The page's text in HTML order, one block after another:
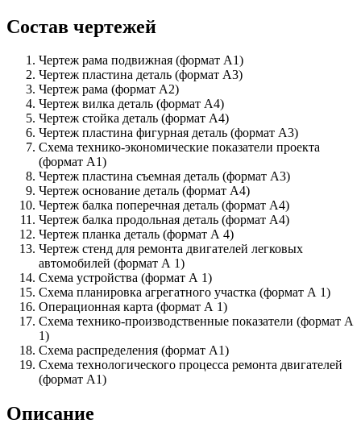
Состав чертежей
Чертеж рама подвижная (формат А1)
Чертеж пластина деталь (формат А3)
Чертеж рама (формат А2)
Чертеж вилка деталь (формат А4)
Чертеж стойка деталь (формат А4)
Чертеж пластина фигурная деталь (формат А3)
Схема технико-экономические показатели проекта
(формат А1)
Чертеж пластина съемная деталь (формат А3)
Чертеж основание деталь (формат А4)
Чертеж балка поперечная деталь (формат А4)
Чертеж балка продольная деталь (формат А4)
Чертеж планка деталь (формат А 4)
Чертеж стенд для ремонта двигателей легковых
автомобилей (формат А 1)
Схема устройства (формат А 1)
Схема планировка агрегатного участка (формат А 1)
Операционная карта (формат А 1)
Схема технико-производственные показатели (формат А
1)
Схема распределения (формат А1)
Схема технологического процесса ремонта двигателей
(формат А1)
Описание